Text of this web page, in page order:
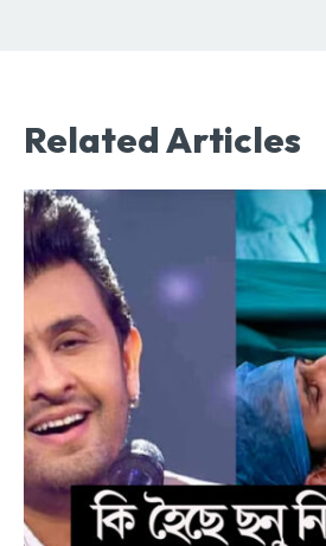
Related Articles